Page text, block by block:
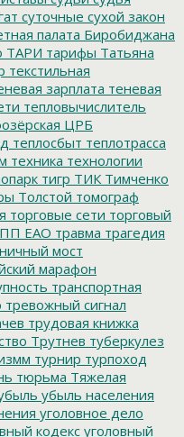
суточные сухой закон
палата Биробиджана
ТАРИ тарифы Татьяна
текстильная
зарплата теневая
тепловычислитель
ЦРБ
теплосбыт теплотрасса
техника технологии
тигр ТИК Тимченко
Толстой томограф
торговые сети торговый
ЕАО травма трагедия
мост
марафон
транспортная
тревожный сигнал
трудовая книжка
Трутнев туберкулез
турнир турпоход
тюрьма Тяжелая
убыль населения
уголовное дело
кодекс уголовный